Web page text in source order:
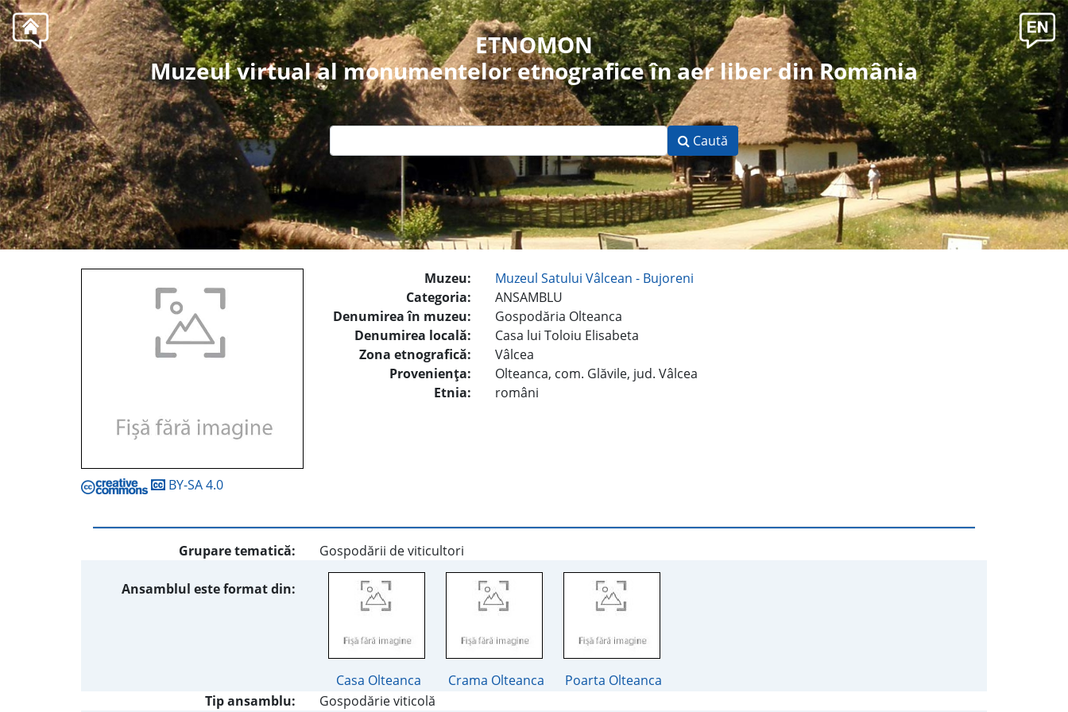
ETNOMON
Muzeul virtual al monumentelor etnografice în aer liber din România
Caută
BY-SA 4.0
Muzeu:
Muzeul Satului Vâlcean - Bujoreni
Categoria:
ANSAMBLU
Denumirea în muzeu:
Gospodăria Olteanca
Denumirea locală:
Casa lui Toloiu Elisabeta
Zona etnografică:
Vâlcea
Provenienţa:
Olteanca, com. Glăvile, jud. Vâlcea
Etnia:
români
Grupare tematică: Gospodării de viticultori
Ansamblul este format din:
Casa Olteanca Crama Olteanca
Poarta Olteanca
Tip ansamblu:
Gospodărie viticolă